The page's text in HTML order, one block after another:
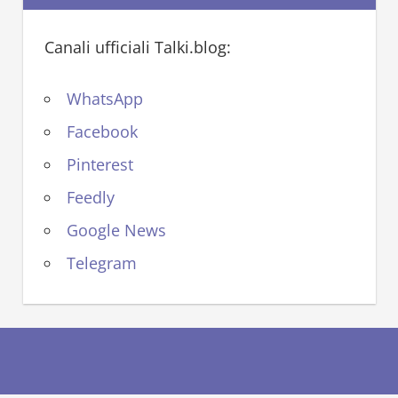
Canali ufficiali Talki.blog:
WhatsApp
Facebook
Pinterest
Feedly
Google News
Telegram